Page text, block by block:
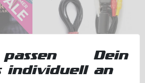
Dein
individuell an